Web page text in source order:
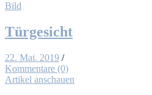
Bild
Tür­ge­sicht
22. Mai. 2019 /
Kommentare (0)
Artikel anschauen